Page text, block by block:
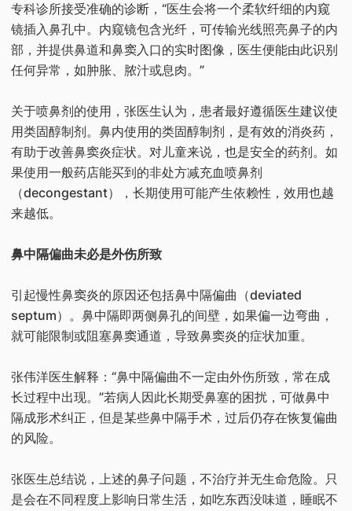
专科诊所接受准确的诊断，“医生会将一个柔软纤细的内窥
镜插入鼻孔中。内窥镜包含光纤，可传输光线照亮鼻子的内
部，并提供鼻道和鼻窦入口的实时图像，医生便能由此识别
任何异常，如肿胀、脓汁或息肉。”
关于喷鼻剂的使用，张医生认为，患者最好遵循医生建议使
用类固醇制剂。鼻内使用的类固醇制剂，是有效的消炎药，
有助于改善鼻窦炎症状。对儿童来说，也是安全的药剂。如
果使用一般药店能买到的非处方减充血喷鼻剂
（decongestant），长期使用可能产生依赖性，效用也越
来越低。
鼻中隔偏曲未必是外伤所致
引起慢性鼻窦炎的原因还包括鼻中隔偏曲（deviated
septum）。鼻中隔即两侧鼻孔的间壁，如果偏一边弯曲，
就可能限制或阻塞鼻窦通道，导致鼻窦炎的症状加重。
张伟洋医生解释：“鼻中隔偏曲不一定由外伤所致，常在成
长过程中出现。”若病人因此长期受鼻塞的困扰，可做鼻中
隔成形术纠正，但是某些鼻中隔手术，过后仍存在恢复偏曲
的风险。
张医生总结说，上述的鼻子问题，不治疗并无生命危险。只
是会在不同程度上影响日常生活，如吃东西没味道，睡眠不